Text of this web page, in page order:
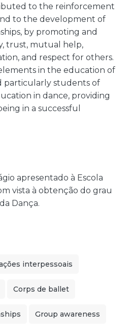
to the reinforcement
to the development of
by promoting and
trust, mutual help,
and respect for others.
in the education of
particularly students of
in dance, providing
in a successful
apresentado à Escola
vista à obtenção do grau
Dança.
interpessoais
Corps de ballet
Group awareness